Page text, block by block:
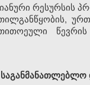
რესურსის
წევრის
საგანმანათლებლო